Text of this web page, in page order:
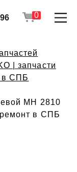
0
| запчасти
в СПБ
MH 2810
в СПБ